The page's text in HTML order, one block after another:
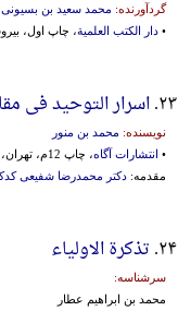
گردآورنده: محمد سعید بن
• دار الکتب العلمیة، چاپ اول، بیروت،
۲۳. اسرار التوحید فی
نویسنده: محمد بن منور
• انتشارات آگاه، چاپ 12م، تهران، ۱۳۹۷ش.، 2 جلد، محقق:
مقدمه: دکتر محمدرضا شفیعی
۲۴. تذکرة الاولیاء
سرشناسه:
محمد بن ابراهیم عطار